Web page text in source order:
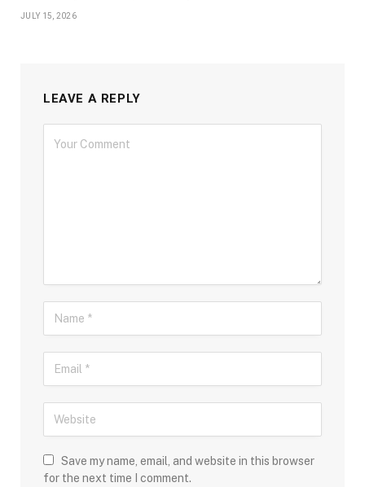
JULY 15, 2026
LEAVE A REPLY
Save my name, email, and website in this browser
for the next time I comment.